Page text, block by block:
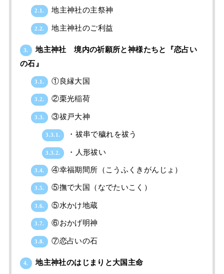
2.1. 地主神社の主祭神
2.2. 地主神社のご利益
3.
地主神社 境内の祈願所と神様たちと『恋占い
の石』
3.1. ①良縁大国
3.2. ②栗光稲荷
3.3. ③祓戸大神
3.3.1. ・祓串で穢れを祓う
3.3.2. ・人形祓い
3.4. ④幸福期間所（こうふくきがんじょ）
3.5. ⑤撫で大国（なでたいこく）
3.6. ⑤水かけ地蔵
3.7. ⑥おかげ明神
3.8. ⑦恋占いの石
4. 地主神社のはじまりと大国主命